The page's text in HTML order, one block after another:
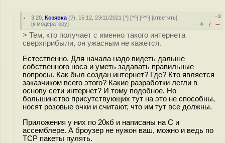
3.20 ,Козявка (?), 15:12, 23/11/2021 [^] [^^] [^^^] [ответить]
[к модератору]
–3
+ / –
> Тем, кто получает с именно такого интернета
сверхприбыли, он ужасным не кажется.
Естественно. Для начала надо видеть дальше
собственного носа и уметь задавать правильные
вопросы. Как был создан интернет? Где? Кто является
заказчиком всего этого? Какие разработки легли в
основу сети интернет? И тому подобное. Но
большинство присутствующих тут на это не способны,
носят розовые очки и считают, что им тут все должны.
Приложения у них по 20кб и написаны на C и
ассемблере. А броузер не нужон ваш, можно и ведь по
TCP пакеты пулять.